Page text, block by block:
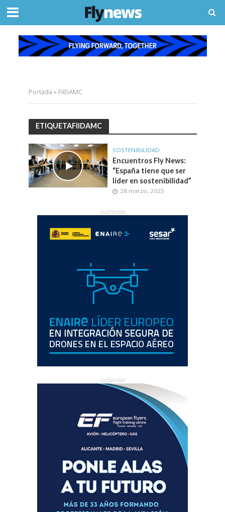
Portada » FiIDAMC
ETIQUETAFIIDAMC
SOSTENIBILIDAD
Encuentros Fly News:
“España tiene que ser
líder en sostenibilidad”
28 marzo, 2025